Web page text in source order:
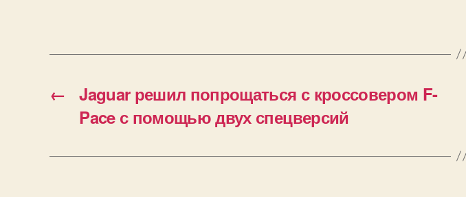
←
Jaguar решил попрощаться с кроссовером F-
Pace с помощью двух спецверсий